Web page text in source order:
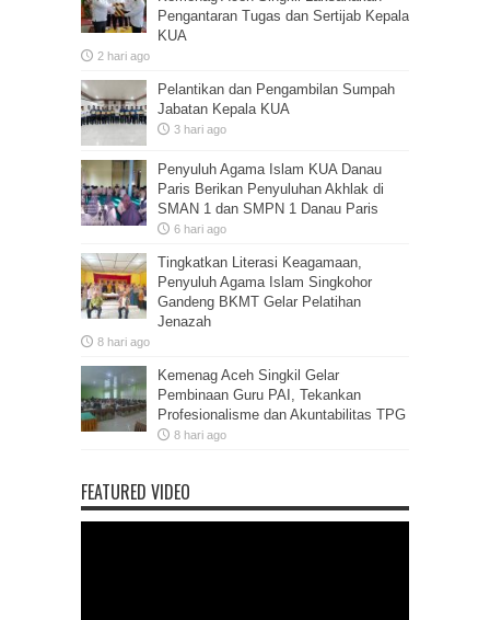
Pengantaran Tugas dan Sertijab Kepala
KUA
2 hari ago
Pelantikan dan Pengambilan Sumpah
Jabatan Kepala KUA
3 hari ago
Penyuluh Agama Islam KUA Danau
Paris Berikan Penyuluhan Akhlak di
SMAN 1 dan SMPN 1 Danau Paris
6 hari ago
Tingkatkan Literasi Keagamaan,
Penyuluh Agama Islam Singkohor
Gandeng BKMT Gelar Pelatihan
Jenazah
8 hari ago
Kemenag Aceh Singkil Gelar
Pembinaan Guru PAI, Tekankan
Profesionalisme dan Akuntabilitas TPG
8 hari ago
FEATURED VIDEO